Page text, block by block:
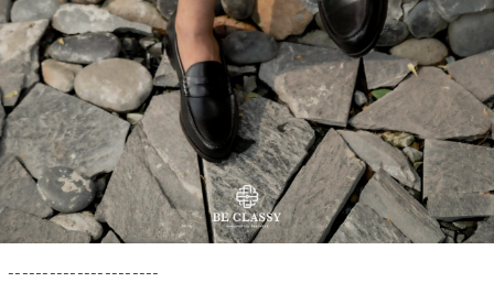
----------------------